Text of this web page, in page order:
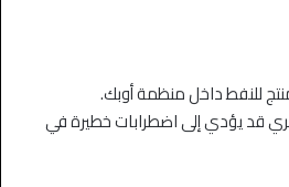
منتج للنفط داخل منظمة أوبك.
قد يؤدي إلى اضطرابات خطيرة في